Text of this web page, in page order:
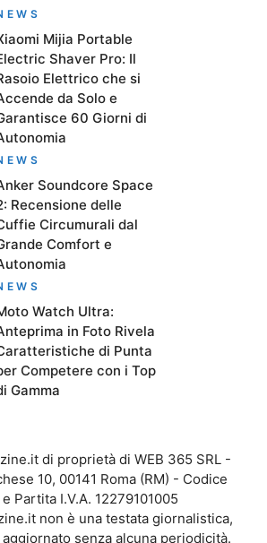
Mijia Portable
Shaver Pro: Il
Elettrico che si
da Solo e
60 Giorni di
Soundcore Space
Recensione delle
Circumurali dal
Comfort e
Watch Ultra:
in Foto Rivela
di Punta
Competere con i Top
Gamma
di proprietà di WEB 365 SRL -
10, 00141 Roma (RM) - Codice
Partita I.V.A. 12279101005
non è una testata giornalistica,
senza alcuna periodicità.